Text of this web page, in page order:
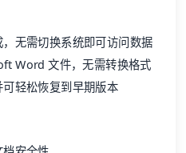
无需切换系统即可访问数据
Word 文件，无需转换格式
轻松恢复到早期版本